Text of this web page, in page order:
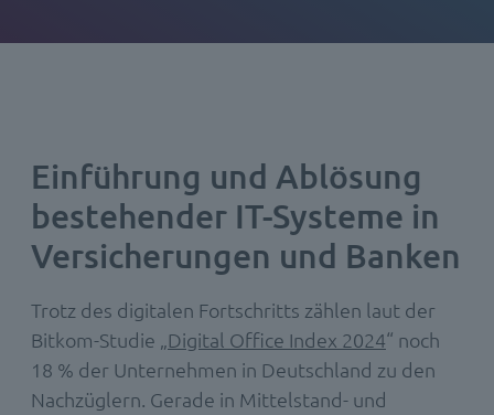
Einführung und Ablösung
bestehender IT-Systeme in
Versicherungen und Banken
Trotz des digitalen Fortschritts zählen laut der
Bitkom-Studie „Digital Office Index 2024“ noch
18 % der Unternehmen in Deutschland zu den
Nachzüglern. Gerade in Mittelstand- und